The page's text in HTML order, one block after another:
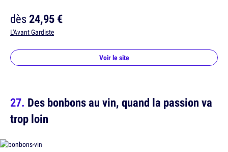
dès24,95 €
L'Avant Gardiste
Voir le site
Des bonbons au vin, quand la passion va
trop loin